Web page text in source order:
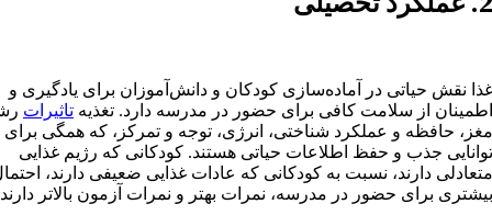
غذا نقش حیاتی در آماده‌سازی کودکان و دانش‌آموزان برای یادگیری و
اطمینان از سلامت کافی برای حضور در مدرسه دارد. تغذیهتاثیرات
مغز، حافظه و عملکرد شناختی، انرژی، توجه و تمرکز، که همگی برای
توانایی جذب و حفظ اطلاعات حیاتی هستند. کودکانی که رژیم غذایی
متعادلی دارند، نسبت به کودکانی که عادات غذایی ضعیفی دارند،
بیشتری برای حضور در مدرسه، نمرات بهتر و نمرات آزمون بالاتر